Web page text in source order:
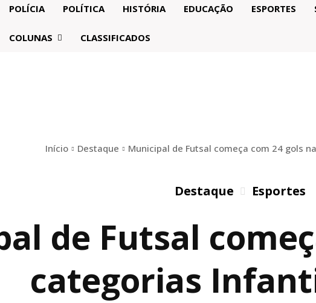
POLÍCIA POLÍTICA HISTÓRIA EDUCAÇÃO ESPORTES
COLUNAS CLASSIFICADOS
Início Destaque Municipal de Futsal começa com 24 gols
Destaque Esportes
de Futsal
categorias